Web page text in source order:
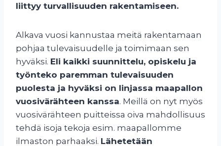
liittyy turvallisuuden rakentamiseen.
Alkava vuosi kannustaa meitä rakentamaan
pohjaa tulevaisuudelle ja toimimaan sen
hyväksi. Eli kaikki suunnittelu, opiskelu ja
työnteko paremman tulevaisuuden
puolesta ja hyväksi on linjassa maapallon
vuosivärähteen kanssa. Meillä on nyt myös
vuosivärähteen puitteissa oiva mahdollisuus
tehdä isoja tekoja esim. maapallomme
ilmaston parhaaksi. Lähetetään